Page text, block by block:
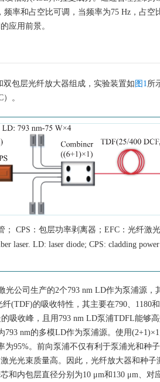
率和占空比可调，当频率为75 Hz，占空
应用前景。
包层光纤放大器组成，实验装置如 图1所
。
CPS：包层功率剥离器；EFC：光纤激
laser. LD: laser diode; CPS: cladding
光公司生产的2个793 nm LD作为泵浦源
(TDF)的吸收特性，其主要在790、1180
吸收峰，且用793 nm LD泵浦TDFL能够
nm的多模LD作为泵浦源。使用
为95%。前向泵浦不仅有利于泵浦光和种
光光束质量高。因此，光纤放大器和种
和内包层直径分别为10 μm和130 μm、对